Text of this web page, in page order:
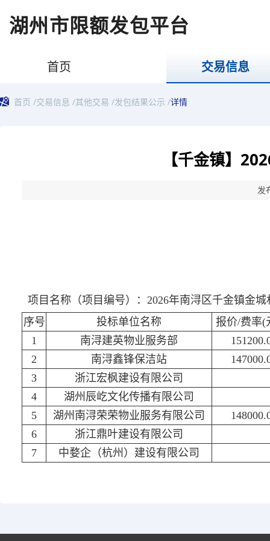
湖州市限额发包平台
首页 交易信息
首页 /交易信息 /其他交易 /发包结果公示 /详情
【千金镇】
发
项目名称（项目编号）：2026年南浔区千金镇金城
序号
投标单位名称
报价/费率(
1
南浔建英物业服务部
2
南浔鑫锋保洁站
3
浙江宏枫建设有限公司
4
湖州辰屹文化传播有限公司
5
湖州南浔荣荣物业服务有限公司
6
浙江鼎叶建设有限公司
7
中婺企（杭州）建设有限公司